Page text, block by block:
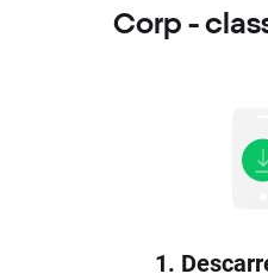
Corp -
1.